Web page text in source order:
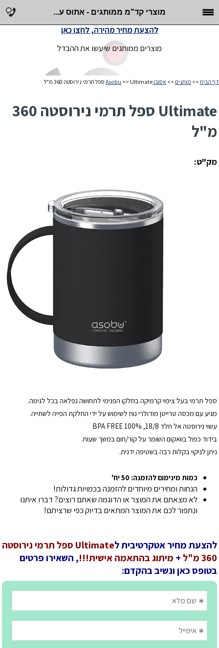
מוצרי קד"מ ממותגים - אתוס ע...
מוצרים ממותגים שיעשו את ההבדל
להצעת מחיר מהירה, לחצו כאן
דף הבית >> מותגים >> אסובו Asobu >> Ultimate ספל תרמי נירוסטה 360 מ"ל
Ultimate ספל תרמי נירוסטה 360
מ"ל
מק"ט:
ספל תרמי בעל ציפוי קרמיקה בחלקו הפנימי לתחושה נפלאה בכל לגימה.
מגיע עם מכסה טרייטן מודולרי נוח לשימוש על ידי החלקת הפייה לשתייה.
עשוי נירוסטה אל חלד 18/8, 100% BPA FREE
בידוד כפול בוואקום השומר על קור/חום במשך שעות.
ניתן לניקוי בקלות רבה בשטיפה ידנית.
כמות מינימום להזמנה: 50 יח'
הנחות ומחירים מיוחדים להזמנה בכמויות גדולות!
לא מצאתם את המוצר או הדוגמה שאתם רוצים? דברו איתנו
ונתפור לכם את המוצר המתאים בדיוק כפי שרציתם!
להצעת מחיר אטקרטיבית ל
Ultimate ספל תרמי נירוסטה
360 מ"ל
+ מיתוג בהתאמה אישית!!!, השאירו פרטים
בטופס כאן ונשיב בהקדם: